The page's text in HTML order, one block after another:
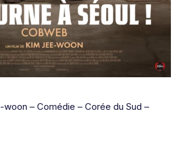
woon – Comédie – Corée du Sud –